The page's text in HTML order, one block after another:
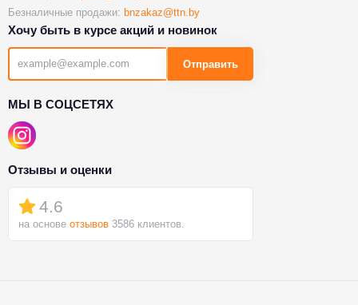
Безналичные продажи: bnzakaz@ttn.by
Хочу быть в курсе акций и новинок
Отправить
МЫ В СОЦСЕТЯХ
Отзывы и оценки
4.6
на основе отзывов 3586 клиентов.